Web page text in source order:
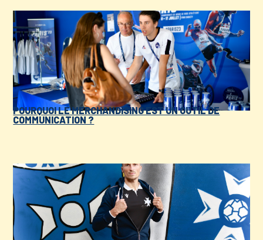
POURQUOI LE MERCHANDISING EST UN OUTIL DE
COMMUNICATION ?